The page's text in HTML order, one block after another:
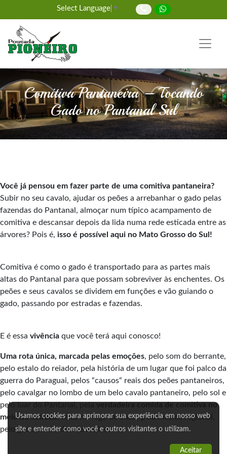
Select Language ▼
Comitiva Pantaneira – Tocando
Gado no Pantanal Sul
Você já pensou em fazer parte de uma comitiva pantaneira?
Subir no seu cavalo, ajudar os peões a arrebanhar o gado pelas
fazendas do Pantanal, almoçar num típico acampamento de
comitiva e descansar depois da lida numa rede esticada entre as
árvores? Pois é, isso é possível aqui no Mato Grosso do Sul!
Comitiva é como o gado é transportado para as partes mais
altas do Pantanal para que possam sobreviver às enchentes. Os
peões e seus cavalos se dividem em funções e vão guiando o
gado, passando por estradas e fazendas.
E é essa vivência que você terá aqui conosco!
Uma rota única, marcada pelas emoções, pelo som do berrante,
pelo estalo do reiador, pela história de um lugar que foi palco da
guerra do Paraguai, pelos “causos“ reais dos peões pantaneiros,
pelo cavalgar no lombo de um belo cavalo pantaneiro, pelo sol e
pelo luar do Pantanal, pela
verdadeira comida de comitiva no
meio da estrada, feita no fogo de chão, pela música regional,
pelo gado cortando o estradão.
Usamos cookies para aprimorar sua experiência em nosso web
site e entender como você e outros visitantes o utilizam.
Aceitar